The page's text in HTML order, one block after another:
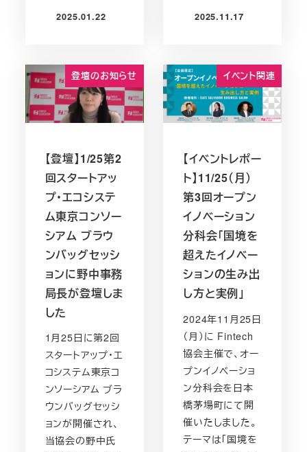
投稿日
2025.01.22
投稿日
2025.11.17
登壇のお知らせ
【登壇】1/25第2
回スタートアッ
プ・エコシステ
ム東京コンソー
シアム ブラウ
ンバッグセッシ
ョンに野中事務
局長が登壇しま
した
1月25日に第2回
スタートアップ・エ
コシステム東京コ
ンソーシアム ブラ
ウンバッグセッシ
ョンが開催され、
当協会の野中氏
イベント関連
【イベントレポー
ト】11/25（月）
第3回オープン
イノベーション
分科会「国境を
超えたイノベー
ションの生み出
し方と実例」
2024年11月25日
（月）に Fintech
協会主催で、オー
プンイノベーショ
ン分科会を日本
橋茅場町にて開
催いたしました。
テーマは「国境を